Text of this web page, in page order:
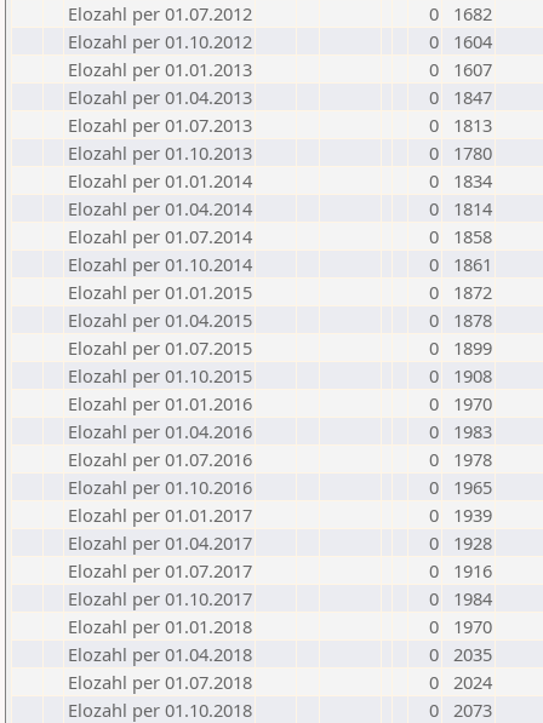
Elozahl per 01.07.2012
0
1682
Elozahl per 01.10.2012
0
1604
Elozahl per 01.01.2013
0
1607
Elozahl per 01.04.2013
0
1847
Elozahl per 01.07.2013
0
1813
Elozahl per 01.10.2013
0
1780
Elozahl per 01.01.2014
0
1834
Elozahl per 01.04.2014
0
1814
Elozahl per 01.07.2014
0
1858
Elozahl per 01.10.2014
0
1861
Elozahl per 01.01.2015
0
1872
Elozahl per 01.04.2015
0
1878
Elozahl per 01.07.2015
0
1899
Elozahl per 01.10.2015
0
1908
Elozahl per 01.01.2016
0
1970
Elozahl per 01.04.2016
0
1983
Elozahl per 01.07.2016
0
1978
Elozahl per 01.10.2016
0
1965
Elozahl per 01.01.2017
0
1939
Elozahl per 01.04.2017
0
1928
Elozahl per 01.07.2017
0
1916
Elozahl per 01.10.2017
0
1984
Elozahl per 01.01.2018
0
1970
Elozahl per 01.04.2018
0 2035
Elozahl per 01.07.2018
0 2024
Elozahl per 01.10.2018
0 2073